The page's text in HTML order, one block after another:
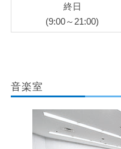
終日
(9:00～21:00)
音楽室